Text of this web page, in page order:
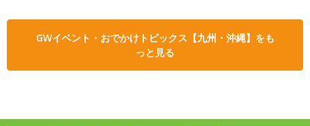
GWイベント・おでかけトピックス【九州・沖縄】をも
っと見る